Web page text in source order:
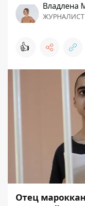
Владлена
ЖУРНАЛИСТ
👍
Отец